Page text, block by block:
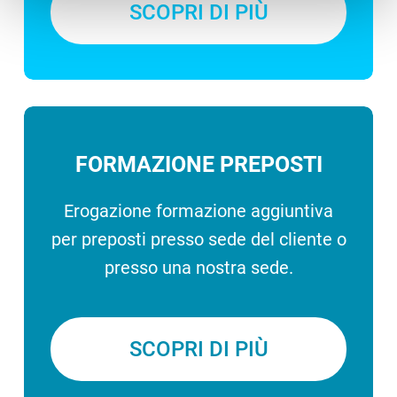
SCOPRI DI PIÙ
FORMAZIONE PREPOSTI
Erogazione formazione aggiuntiva
per preposti presso sede del cliente o
presso una nostra sede.
SCOPRI DI PIÙ